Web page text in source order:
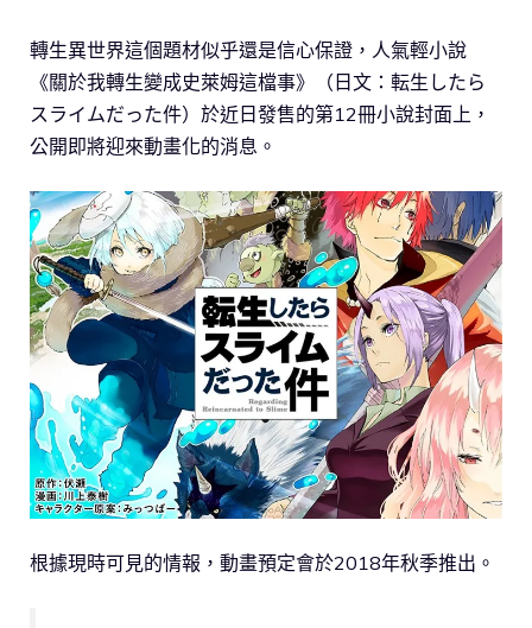
轉生異世界這個題材似乎還是信心保證，人氣輕小說
《關於我轉生變成史萊姆這檔事》（日文：転生したら
スライムだった件）於近日發售的第12冊小說封面上，
公開即將迎來動畫化的消息。
根據現時可見的情報，動畫預定會於2018年秋季推出。